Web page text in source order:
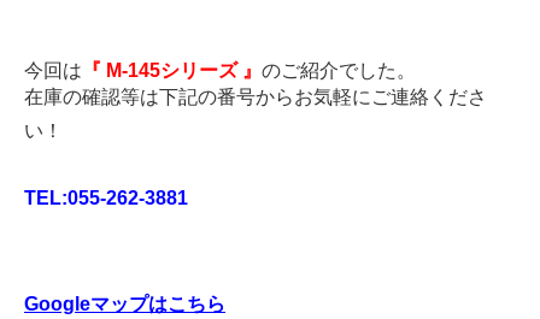
今回は 『 M-145シリーズ 』 のご紹介でした。
在庫の確認等は下記の番号からお気軽にご連絡くださ
い！
TEL:055-262-3881
Googleマップはこちら